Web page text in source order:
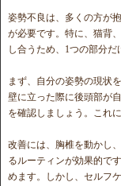
姿勢不良は、多くの方が
が必要です。特に、猫背
し合うため、1つの部分だ
まず、自分の姿勢の現状
壁に立った際に後頭部が
を確認しましょう。これ
改善には、胸椎を動かし
るルーティンが効果的で
めます。しかし、セルフ